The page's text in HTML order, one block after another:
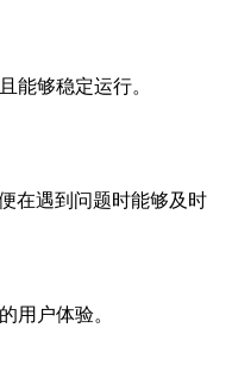
能够稳定运行。
在遇到问题时能够及时
用户体验。